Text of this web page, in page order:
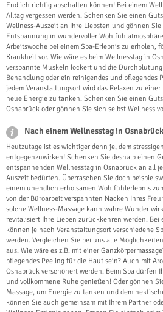
Endlich richtig abschalten können! Bei einem
Alltag vergessen werden. Schenken Sie einen
Wellness-Auszeit an Ihre Liebsten und gönnen
Entspannung in wundervoller
Arbeitswoche bei einem Spa-Erlebnis zu erholen,
Krankheit vor. Wie wäre es beim Wellnesstag in
verspannte Muskeln lockert und die
Behandlung oder ein reinigendes und pflegendes
jedem Veranstaltungsort wird das Relaxen zu
neue Energie zu tanken. Schenken Sie einen
Osnabrück oder gönnen Sie sich selbst Wellness
Nach einem Wellnesstag in
Heutzutage ist es wichtiger denn je, dem
entgegenzuwirken! Schenken Sie deshalb einen
entspannenden Wellnesstag in Osnabrück an all
Auszeit bedürfen. Überraschen Sie doch
einem unendlich erholsamen Wohlfühlerlebnis
von der Büroarbeit verspannten Nacken Ihres
solche Wellness-Massage kann wahre Wunder
revitalisiert Ihre Lieben zurückkehren werden. Bei
können je nach Veranstaltungsort verschiedene
werden. Vergleichen Sie bei uns alle
aus. Wie wäre es z.B. mit einer
pflegendes Peeling für die Haut sein? Auch mit
Osnabrück verschönert werden. Beim Spa dürfen
und vollkommene Ruhe genießen! Oder gönnen
Massage, um Energie zu tanken und dem
können Sie auch gemeinsam mit Ihrem Partner